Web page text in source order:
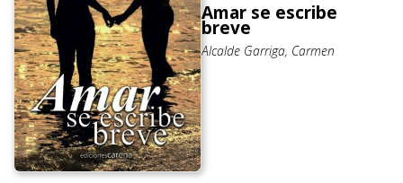
Amar se escribe
breve
Alcalde Garriga, Carmen